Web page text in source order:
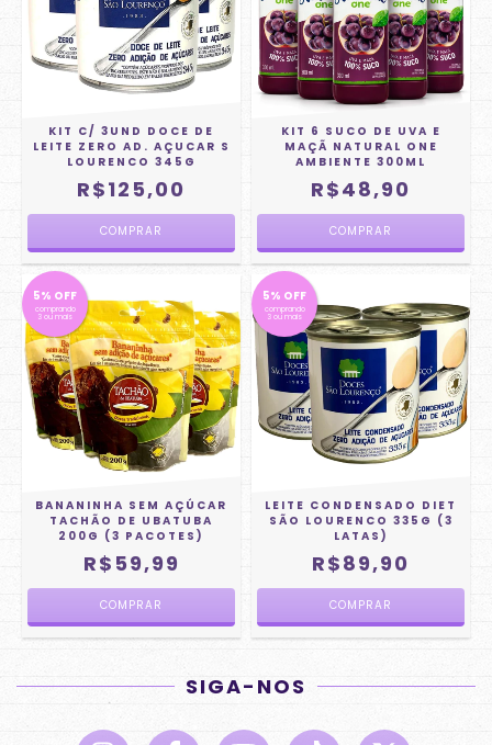
KIT C/ 3UND DOCE DE
LEITE ZERO AD. AÇUCAR S
LOURENCO 345G
R$125,00
KIT 6 SUCO DE UVA E
MAÇÃ NATURAL ONE
AMBIENTE 300ML
R$48,90
5% OFF
comprando
3 ou mais
BANANINHA SEM AÇÚCAR
TACHÃO DE UBATUBA
200G (3 PACOTES)
R$59,99
5% OFF
comprando
3 ou mais
LEITE CONDENSADO DIET
SÃO LOURENCO 335G (3
LATAS)
R$89,90
SIGA-NOS